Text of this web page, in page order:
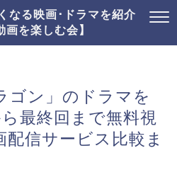
なる映画･ドラマを紹介
画を楽しむ会】
ゴン」のドラマを
最終回まで無料視
信サービス比較ま